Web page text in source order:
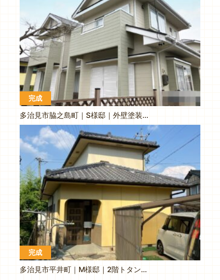
完成
多治見市脇之島町｜S様邸｜外壁塗装工事
完成
多治見市平井町｜M様邸｜2階トタン外壁塗装工事｜軒天井補修工事